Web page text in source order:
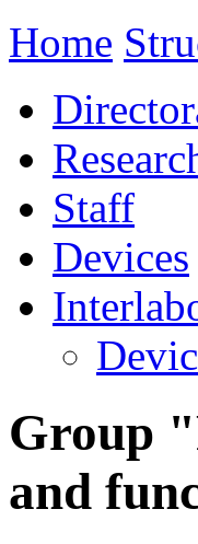
Home
Staff
Devices
Group
and